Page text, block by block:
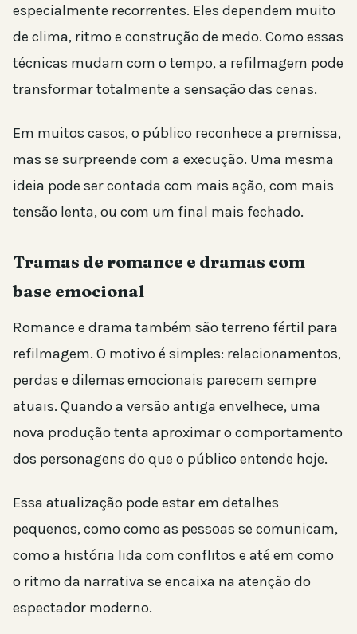
especialmente recorrentes. Eles dependem muito
de clima, ritmo e construção de medo. Como essas
técnicas mudam com o tempo, a refilmagem pode
transformar totalmente a sensação das cenas.
Em muitos casos, o público reconhece a premissa,
mas se surpreende com a execução. Uma mesma
ideia pode ser contada com mais ação, com mais
tensão lenta, ou com um final mais fechado.
Tramas de romance e dramas com
base emocional
Romance e drama também são terreno fértil para
refilmagem. O motivo é simples: relacionamentos,
perdas e dilemas emocionais parecem sempre
atuais. Quando a versão antiga envelhece, uma
nova produção tenta aproximar o comportamento
dos personagens do que o público entende hoje.
Essa atualização pode estar em detalhes
pequenos, como como as pessoas se comunicam,
como a história lida com conflitos e até em como
o ritmo da narrativa se encaixa na atenção do
espectador moderno.